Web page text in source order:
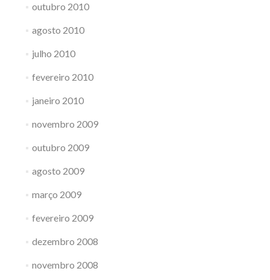
outubro 2010
agosto 2010
julho 2010
fevereiro 2010
janeiro 2010
novembro 2009
outubro 2009
agosto 2009
março 2009
fevereiro 2009
dezembro 2008
novembro 2008